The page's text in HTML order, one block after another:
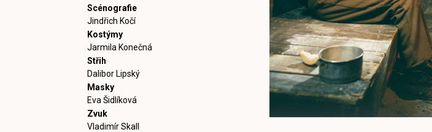
Scénografie
Jindřich Kočí
Kostýmy
Jarmila Konečná
Střih
Dalibor Lipský
Masky
Eva Šidlíková
Zvuk
Vladimír Skall